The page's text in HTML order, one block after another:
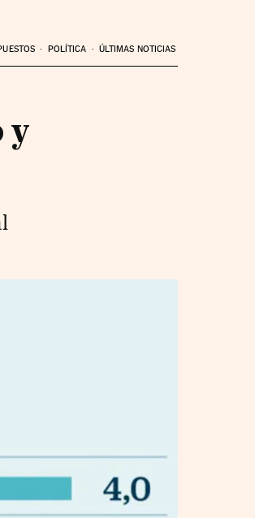
POLÍTICA ÚLTIMAS NOTICIAS
y